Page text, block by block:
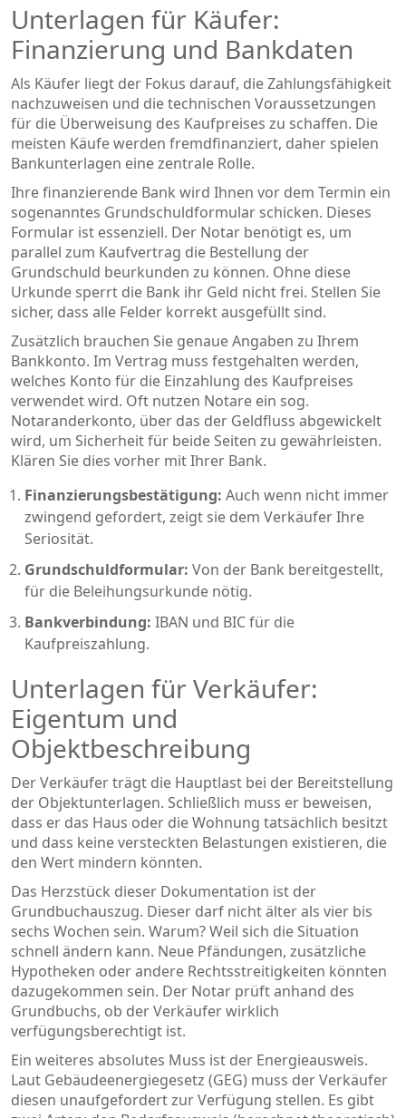
Unterlagen für Käufer:
Finanzierung und Bankdaten
Als Käufer liegt der Fokus darauf, die Zahlungsfähigkeit
nachzuweisen und die technischen Voraussetzungen
für die Überweisung des Kaufpreises zu schaffen. Die
meisten Käufe werden fremdfinanziert, daher spielen
Bankunterlagen eine zentrale Rolle.
Ihre finanzierende Bank wird Ihnen vor dem Termin ein
sogenanntes Grundschuldformular schicken. Dieses
Formular ist essenziell. Der Notar benötigt es, um
parallel zum Kaufvertrag die Bestellung der
Grundschuld beurkunden zu können. Ohne diese
Urkunde sperrt die Bank ihr Geld nicht frei. Stellen Sie
sicher, dass alle Felder korrekt ausgefüllt sind.
Zusätzlich brauchen Sie genaue Angaben zu Ihrem
Bankkonto. Im Vertrag muss festgehalten werden,
welches Konto für die Einzahlung des Kaufpreises
verwendet wird. Oft nutzen Notare ein sog.
Notaranderkonto, über das der Geldfluss abgewickelt
wird, um Sicherheit für beide Seiten zu gewährleisten.
Klären Sie dies vorher mit Ihrer Bank.
Finanzierungsbestätigung: Auch wenn nicht immer
zwingend gefordert, zeigt sie dem Verkäufer Ihre
Seriosität.
Grundschuldformular: Von der Bank bereitgestellt,
für die Beleihungsurkunde nötig.
Bankverbindung: IBAN und BIC für die
Kaufpreiszahlung.
Unterlagen für Verkäufer:
Eigentum und
Objektbeschreibung
Der Verkäufer trägt die Hauptlast bei der Bereitstellung
der Objektunterlagen. Schließlich muss er beweisen,
dass er das Haus oder die Wohnung tatsächlich besitzt
und dass keine versteckten Belastungen existieren, die
den Wert mindern könnten.
Das Herzstück dieser Dokumentation ist der
Grundbuchauszug. Dieser darf nicht älter als vier bis
sechs Wochen sein. Warum? Weil sich die Situation
schnell ändern kann. Neue Pfändungen, zusätzliche
Hypotheken oder andere Rechtsstreitigkeiten könnten
dazugekommen sein. Der Notar prüft anhand des
Grundbuchs, ob der Verkäufer wirklich
verfügungsberechtigt ist.
Ein weiteres absolutes Muss ist der Energieausweis.
Laut Gebäudeenergiegesetz (GEG) muss der Verkäufer
diesen unaufgefordert zur Verfügung stellen. Es gibt